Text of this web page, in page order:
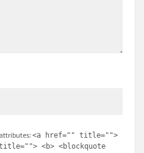
<a href="" title="">
<b> <blockquote